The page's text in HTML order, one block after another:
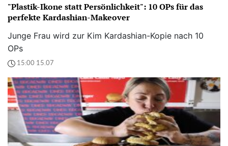
"Plastik-Ikone statt Persönlichkeit": 10 OPs für das
perfekte Kardashian-Makeover
Junge Frau wird zur Kim Kardashian-Kopie nach 10
OPs
15:00 15.07